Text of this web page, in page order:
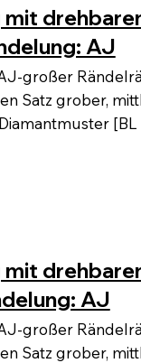
mit
AJ
großer
Satz grober,
[BL
mit
AJ
großer
Satz grober,